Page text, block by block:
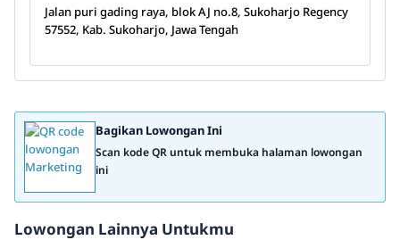
Jalan puri gading raya, blok AJ no.8, Sukoharjo Regency
57552, Kab. Sukoharjo, Jawa Tengah
Bagikan Lowongan Ini
Scan kode QR untuk membuka halaman lowongan
ini
Lowongan Lainnya Untukmu